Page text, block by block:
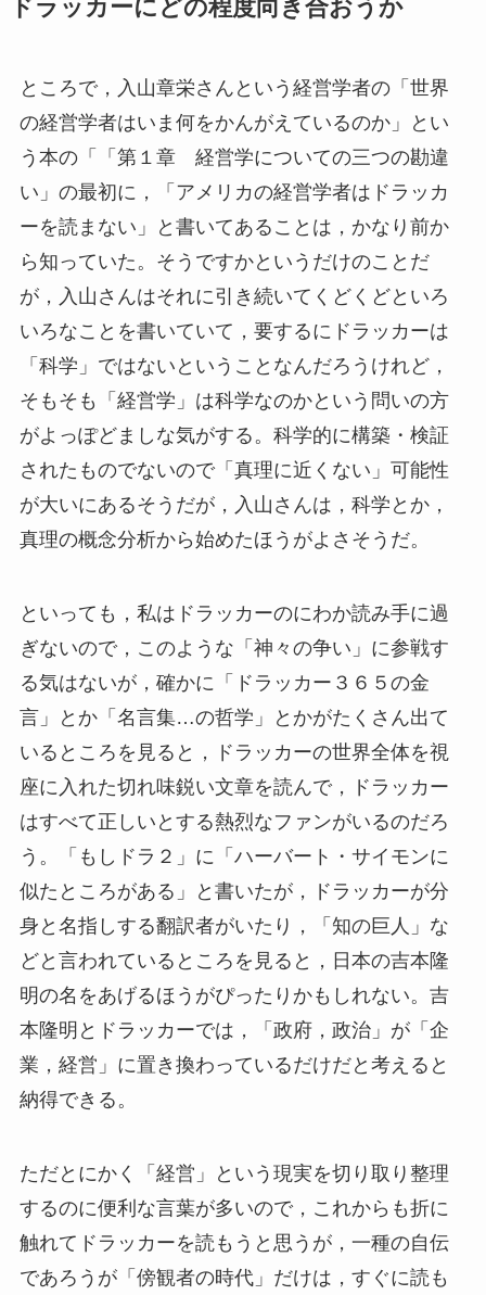
ドラッカーにどの程度向き合おうか
ところで，入山章栄さんという経営学者の「世界
の経営学者はいま何をかんがえているのか」とい
う本の「「第１章 経営学についての三つの勘違
い」の最初に，「アメリカの経営学者はドラッカ
ーを読まない」と書いてあることは，かなり前か
ら知っていた。そうですかというだけのことだ
が，入山さんはそれに引き続いてくどくどといろ
いろなことを書いていて，要するにドラッカーは
「科学」ではないということなんだろうけれど，
そもそも「経営学」は科学なのかという問いの方
がよっぽどましな気がする。科学的に構築・検証
されたものでないので「真理に近くない」可能性
が大いにあるそうだが，入山さんは，科学とか，
真理の概念分析から始めたほうがよさそうだ。
といっても，私はドラッカーのにわか読み手に過
ぎないので，このような「神々の争い」に参戦す
る気はないが，確かに「ドラッカー３６５の金
言」とか「名言集…の哲学」とかがたくさん出て
いるところを見ると，ドラッカーの世界全体を視
座に入れた切れ味鋭い文章を読んで，ドラッカー
はすべて正しいとする熱烈なファンがいるのだろ
う。「もしドラ２」に「ハーバート・サイモンに
似たところがある」と書いたが，ドラッカーが分
身と名指しする翻訳者がいたり，「知の巨人」な
どと言われているところを見ると，日本の吉本隆
明の名をあげるほうがぴったりかもしれない。吉
本隆明とドラッカーでは，「政府，政治」が「企
業，経営」に置き換わっているだけだと考えると
納得できる。
ただとにかく「経営」という現実を切り取り整理
するのに便利な言葉が多いので，これからも折に
触れてドラッカーを読もうと思うが，一種の自伝
であろうが「傍観者の時代」だけは，すぐに読も